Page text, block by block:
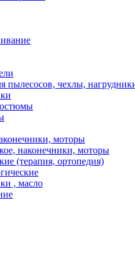
пылесосов, чехлы,
моторы
наконечники, моторы
(терапия, ортопедия)
, масло